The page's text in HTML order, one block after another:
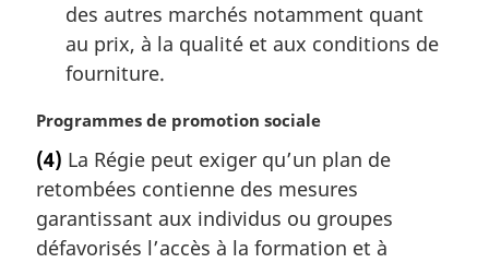
des autres marchés notamment quant
au prix, à la qualité et aux conditions de
fourniture.
N
t
e
m
a
Programmes de promotion sociale
(4) La Régie peut exiger qu’un plan de
retombées contienne des mesures
garantissant aux individus ou groupes
défavorisés l’accès à la formation et à